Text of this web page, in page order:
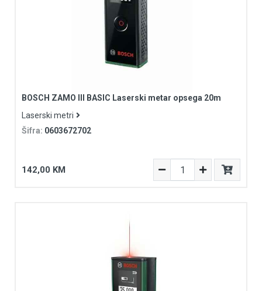
BOSCH ZAMO III BASIC Laserski metar opsega 20m
Laserski metri
Šifra: 0603672702
142,00 KM